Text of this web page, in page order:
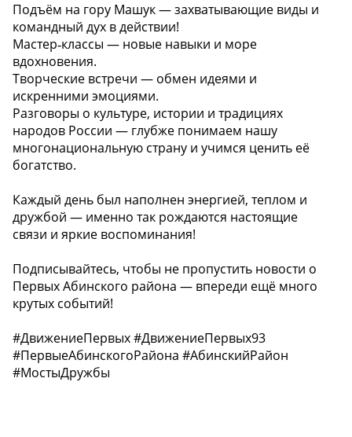
Подъём на гору Машук — захватывающие виды и
командный дух в действии!
Мастер‑классы — новые навыки и море
вдохновения.
Творческие встречи — обмен идеями и
искренними эмоциями.
Разговоры о культуре, истории и традициях
народов России — глубже понимаем нашу
многонациональную страну и учимся ценить её
богатство.
Каждый день был наполнен энергией, теплом и
дружбой — именно так рождаются настоящие
связи и яркие воспоминания!
Подписывайтесь, чтобы не пропустить новости о
Первых Абинского района — впереди ещё много
крутых событий!
#ДвижениеПервых #ДвижениеПервых93
#ПервыеАбинскогоРайона #АбинскийРайон
#МостыДружбы